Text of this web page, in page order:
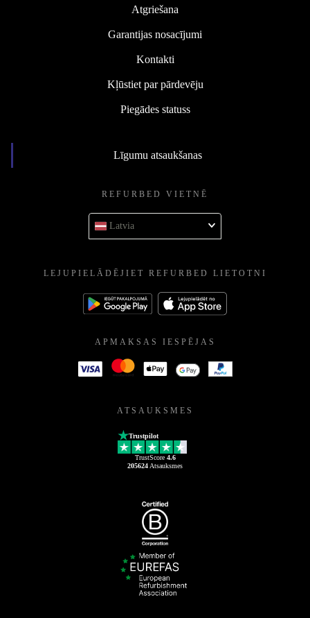
Atgriešana
Garantijas nosacījumi
Kontakti
Kļūstiet par pārdevēju
Piegādes statuss
Līgumu atsaukšanas
REFURBED VIETNĒ
Latvia
LEJUPIELĀDĒJIET REFURBED LIETOTNI
APMAKSAS IESPĒJAS
ATSAUKSMES
Trustpilot
TrustScore 4.6
205624 Atsauksmes